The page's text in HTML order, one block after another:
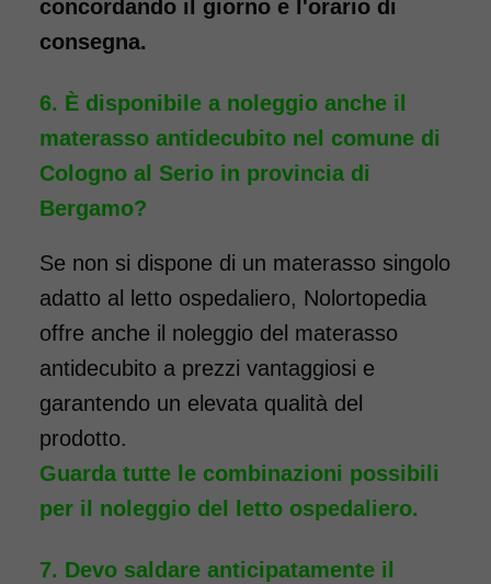
concordando il giorno e l'orario di
consegna.
È disponibile a noleggio anche il
materasso antidecubito nel comune di
Cologno al Serio in provincia di
Bergamo?
Se non si dispone di un materasso singolo
adatto al letto ospedaliero, Nolortopedia
offre anche il noleggio del materasso
antidecubito a prezzi vantaggiosi e
garantendo un elevata qualità del
prodotto.
Guarda tutte le combinazioni possibili
per il noleggio del letto ospedaliero.
Devo saldare anticipatamente il